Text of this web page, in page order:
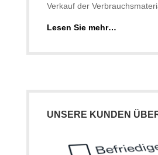
Verkauf der
Lesen Sie mehr…
UNSERE KUNDEN